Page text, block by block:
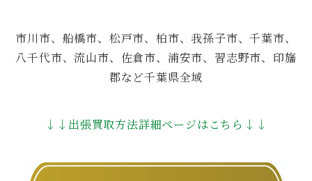
市川市、船橋市、松戸市、柏市、我孫子市、千葉市、
八千代市、流山市、佐倉市、浦安市、習志野市、印旛
郡など千葉県全域
↓↓出張買取方法詳細ページはこちら↓↓